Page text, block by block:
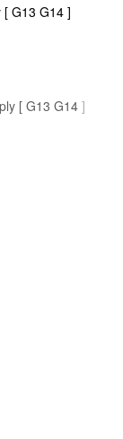
[ G13 G14 ]